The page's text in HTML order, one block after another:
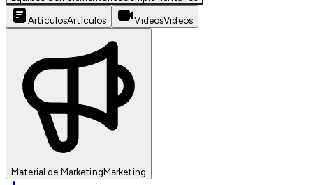
ArtículosArtículos VideosVideos
Material de MarketingMarketing